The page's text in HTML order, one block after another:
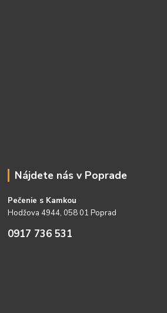
Nájdete nás v Poprade
Pečenie s Kamkou
Hodžova 4944, 058 01 Poprad
0917 736 531